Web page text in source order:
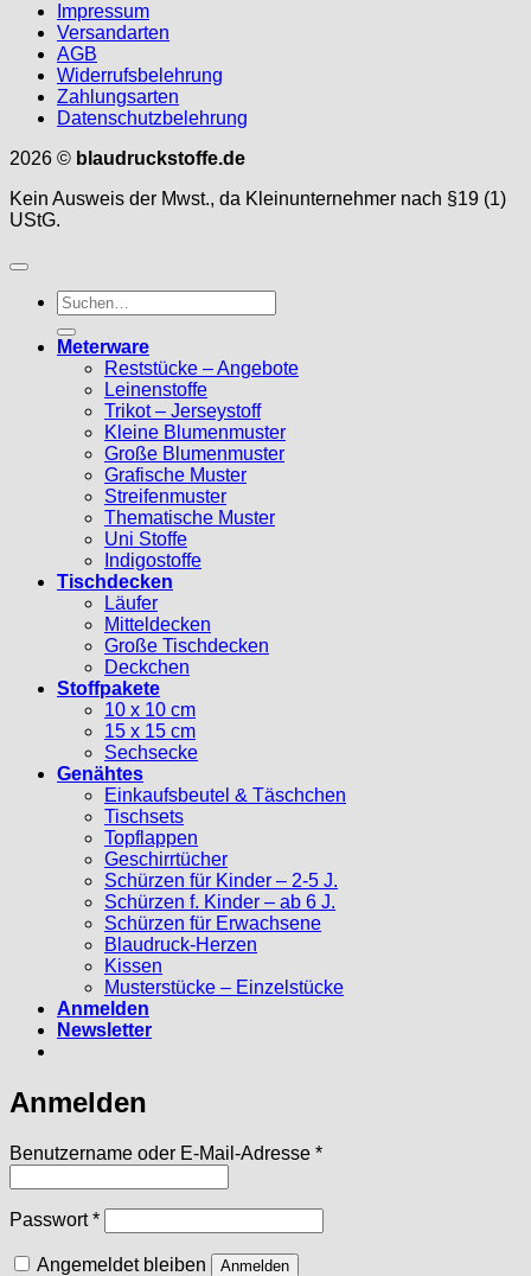
Impressum
Versandarten
AGB
Widerrufsbelehrung
Zahlungsarten
Datenschutzbelehrung
2026 © blaudruckstoffe.de
Kein Ausweis der Mwst., da Kleinunternehmer nach §19 (1)
UStG.
Suche
nach:
Meterware
Reststücke – Angebote
Leinenstoffe
Trikot – Jerseystoff
Kleine Blumenmuster
Große Blumenmuster
Grafische Muster
Streifenmuster
Thematische Muster
Uni Stoffe
Indigostoffe
Tischdecken
Läufer
Mitteldecken
Große Tischdecken
Deckchen
Stoffpakete
10 x 10 cm
15 x 15 cm
Sechsecke
Genähtes
Einkaufsbeutel & Täschchen
Tischsets
Topflappen
Geschirrtücher
Schürzen für Kinder – 2-5 J.
Schürzen f. Kinder – ab 6 J.
Schürzen für Erwachsene
Blaudruck-Herzen
Kissen
Musterstücke – Einzelstücke
Anmelden
Newsletter
Anmelden
Benutzername oder E-Mail-Adresse *Erforderlich
Passwort*Erforderlich
Angemeldet bleiben Anmelden